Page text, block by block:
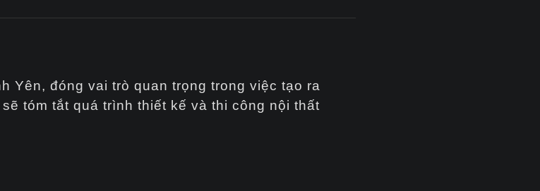
Yên, đóng vai trò quan trọng trong việc tạo ra
tóm tắt quá trình thiết kế và thi công nội thất